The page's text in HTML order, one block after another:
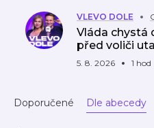
VLEVO DOLE
Vláda chystá
před voliči
5. 8. 2026 1 hod
Doporučené Dle abecedy